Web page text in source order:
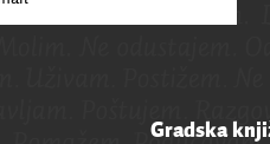
Gradska